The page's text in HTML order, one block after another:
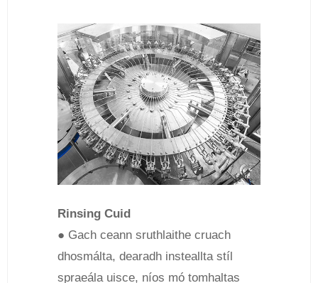
Rinsing Cuid
● Gach ceann sruthlaithe cruach
dhosmálta, dearadh insteallta stíl
spraeála uisce, níos mó tomhaltas